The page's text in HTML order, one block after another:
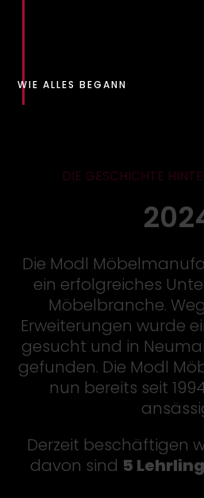
WIE ALLES BEGANN
DIE GESCHICHTE
Die Modl
ein erfolgreiches
Möbelbranche.
Erweiterungen wurde
gesucht und in
gefunden. Die Modl
nun bereits seit
Derzeit beschäftigen
davon sind 5